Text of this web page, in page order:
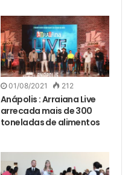
01/08/2021 212
Anápolis : Arraiana Live
arrecada mais de 300
toneladas de alimentos